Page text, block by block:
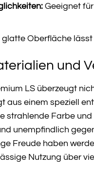
Geeignet
glatte Oberfläche
und
LS überzeugt
aus einem speziell
strahlende Farbe
unempfindlich
Freude haben
Nutzung über